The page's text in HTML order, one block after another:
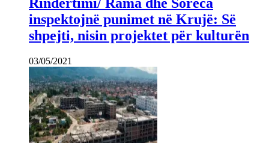
Rindërtimi/ Rama dhe Soreca
inspektojnë punimet në Krujë: Së
shpejti, nisin projektet për kulturën
03/05/2021